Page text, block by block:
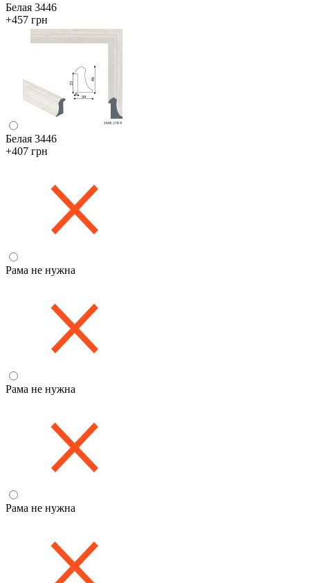
Белая 3446
+457 грн
Белая 3446
+407 грн
Рама не нужна
Рама не нужна
Рама не нужна